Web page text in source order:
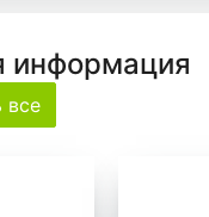
информация
все